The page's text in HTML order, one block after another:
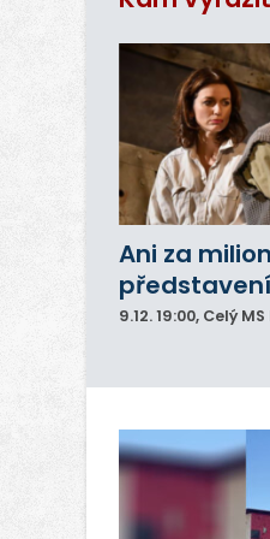
Ani za
představení
9.12.19:00, Celý